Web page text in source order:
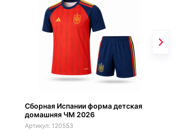
Сборная Испании форма детская
домашняя ЧМ 2026
120553